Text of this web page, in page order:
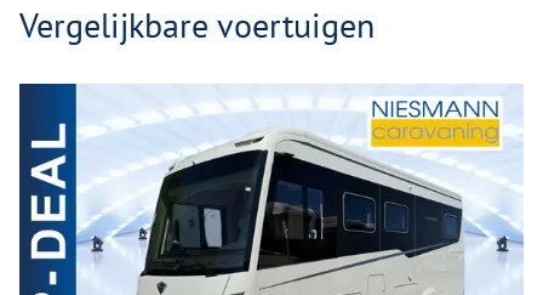
Vergelijkbare voertuigen